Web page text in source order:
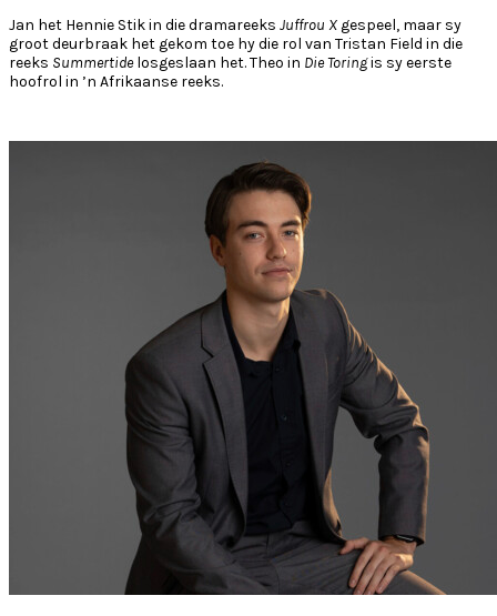
Jan het Hennie Stik in die dramareeks Juffrou X gespeel, maar sy
groot deurbraak het gekom toe hy die rol van Tristan Field in die
reeks Summertidelosgeslaan het. Theo in Die Toringis sy eerste
hoofrol in ’n Afrikaanse reeks.